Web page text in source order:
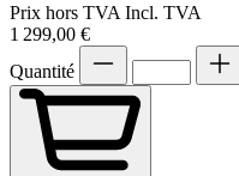
Prix hors TVA Incl. TVA
1 299,00 €
Quantité